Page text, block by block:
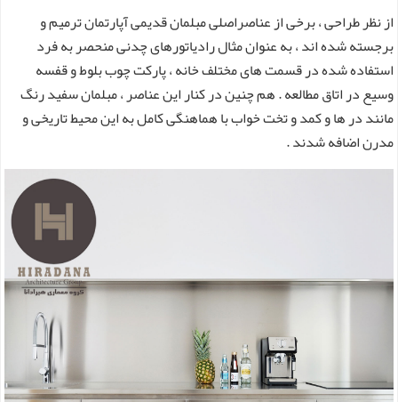
از نظر طراحی ، برخی از عناصراصلی مبلمان قدیمی آپارتمان ترمیم و
برجسته شده اند ، به عنوان مثال رادیاتورهای چدنی منحصر به فرد
استفاده شده در قسمت های مختلف خانه ، پارکت چوب بلوط و قفسه
وسیع در اتاق مطالعه . هم چنین در کنار این عناصر ، مبلمان سفید رنگ
مانند در ها و کمد و تخت خواب با هماهنگی کامل به این محیط تاریخی و
مدرن اضافه شدند .